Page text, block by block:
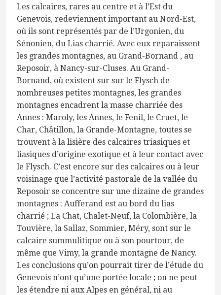
Les calcaires, rares au centre et à l’Est du
Genevois, redeviennent important au Nord-Est,
où ils sont représentés par de l’Urgonien, du
Sénonien, du Lias charrié. Avec eux reparaissent
les grandes montagnes, au Grand-Bornand , au
Reposoir, à Nancy-sur-Cluses. Au Grand-
Bornand, où existent sur sur le Flysch de
nombreuses petites montagnes, les grandes
montagnes encadrent la masse charriée des
Annes : Maroly, les Annes, le Fenil, le Cruet, le
Char, Châtillon, la Grande-Montagne, toutes se
trouvent à la lisière des calcaires triasiques et
liasiques d’origine exotique et à leur contact avec
le Flysch. C’est encore sur des calcaires ou à leur
voisinage que l’activité pastorale de la vallée du
Reposoir se concentre sur une dizaine de grandes
montagnes : Aufferand est au bord du lias
charrié ; La Chat, Chalet-Neuf, la Colombière, la
Touvière, la Sallaz, Sommier, Méry, sont sur le
calcaire summulitique ou à son pourtour, de
même que Vimy, la grande montagne de Nancy.
Les conclusions qu’on pourrait tirer de l’étude du
Genevois n’ont qu’une portée locale ; on ne peut
les étendre ni aux Alpes en général, ni au